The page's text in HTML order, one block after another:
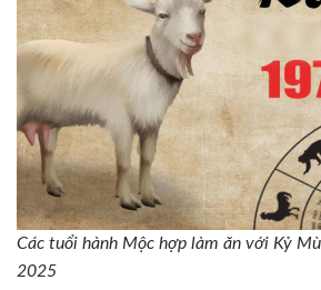
Các tuổi hành Mộc hợp làm ăn với Kỷ
2025